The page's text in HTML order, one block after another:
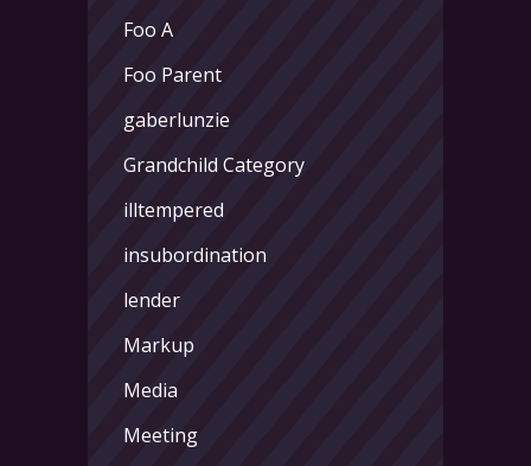
Foo A
Foo Parent
gaberlunzie
Grandchild Category
illtempered
insubordination
lender
Markup
Media
Meeting